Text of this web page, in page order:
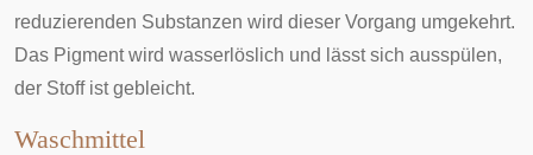
reduzierenden Substanzen wird dieser Vorgang umgekehrt.
Das Pigment wird wasserlöslich und lässt sich ausspülen,
der Stoff ist gebleicht.
Waschmittel